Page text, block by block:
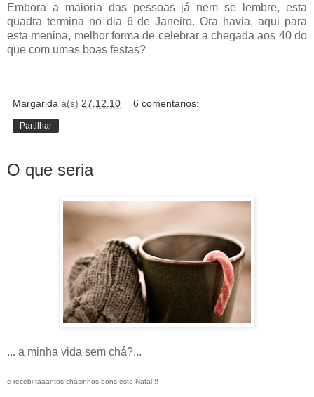
Embora a maioria das pessoas já nem se lembre, esta
quadra termina no dia 6 de Janeiro. Ora havia, aqui para
esta menina, melhor forma de celebrar a chegada aos 40 do
que com umas boas festas?
Margarida à(s) 27.12.10 6 comentários:
Partilhar
O que seria
... a minha vida sem chá?...
e recebi taaantos chásinhos bons este Natal!!!